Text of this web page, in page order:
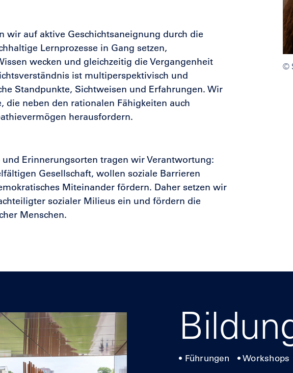
wir auf aktive Geschichtsaneignung durch die
Lernprozesse in Gang setzen,
wecken und gleichzeitig die Vergangenheit
ist multiperspektivisch und
Standpunkte, Sichtweisen und Erfahrungen. Wir
die neben den rationalen Fähigkeiten auch
herausfordern.
Erinnerungsorten tragen wir Verantwortung:
Gesellschaft, wollen soziale Barrieren
Miteinander fördern. Daher setzen wir
sozialer Milieus ein und fördern die
Menschen.
©
• Führungen •